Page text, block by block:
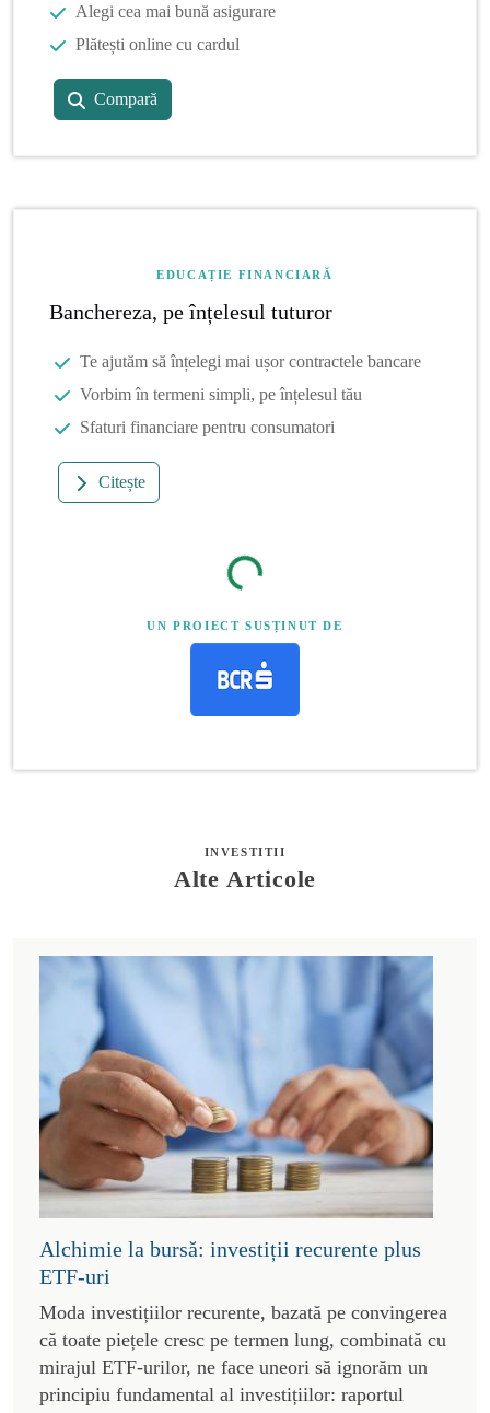
Alegi cea mai bună asigurare
Plătești online cu cardul
Compară
EDUCAȚIE FINANCIARĂ
Banchereza, pe înțelesul tuturor
Te ajutăm să înțelegi mai ușor contractele bancare
Vorbim în termeni simpli, pe înțelesul tău
Sfaturi financiare pentru consumatori
Citește
UN PROIECT SUSȚINUT DE
INVESTITII
Alte Articole
Alchimie la bursă: investiții recurente plus
ETF-uri
Moda investițiilor recurente, bazată pe convingerea
că toate piețele cresc pe termen lung, combinată cu
mirajul ETF-urilor, ne face uneori să ignorăm un
principiu fundamental al investițiilor: raportul